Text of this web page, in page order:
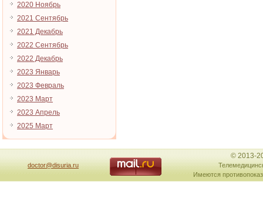
2020 Ноябрь
2021 Сентябрь
2021 Декабрь
2022 Сентябрь
2022 Декабрь
2023 Январь
2023 Февраль
2023 Март
2023 Апрель
2025 Март
doctor@disuria.ru
© 2013-
Имеются